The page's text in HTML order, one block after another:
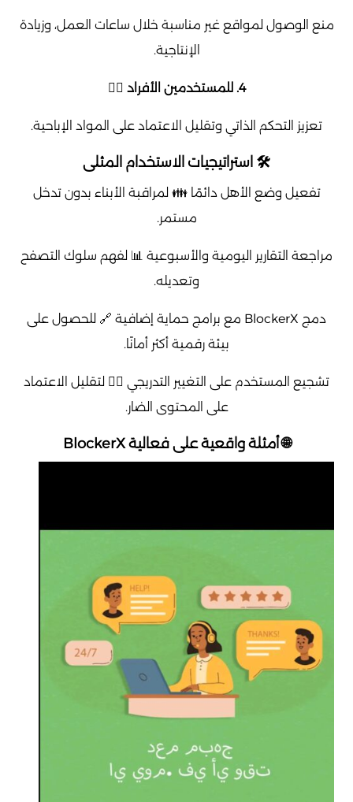
منع الوصول لمواقع غير مناسبة خلال ساعات العمل، وزيادة
الإنتاجية.
4. للمستخدمين الأفراد 🧘‍♂️
تعزيز التحكم الذاتي وتقليل الاعتماد على المواد الإباحية.
🛠️ استراتيجيات الاستخدام المثلى
تفعيل وضع الأهل دائمًا 👪 لمراقبة الأبناء بدون تدخل
مستمر.
مراجعة التقارير اليومية والأسبوعية 📊 لفهم سلوك التصفح
وتعديله.
دمج BlockerX مع برامج حماية إضافية 🔗 للحصول على
بيئة رقمية أكثر أمانًا.
تشجيع المستخدم على التغيير التدريجي 🧘‍♂️ لتقليل الاعتماد
على المحتوى الضار.
🌐 أمثلة واقعية على فعالية BlockerX